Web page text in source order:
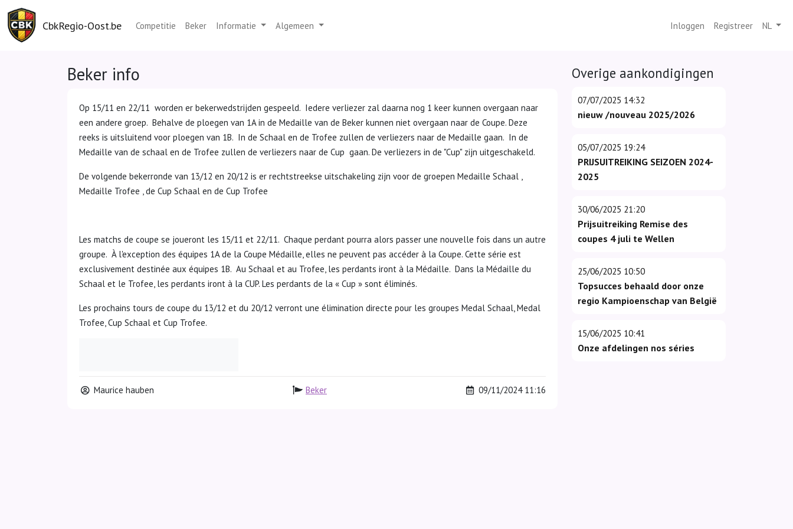
CbkRegio-Oost.be Competitie Beker Informatie Algemeen Inloggen Registreer NL
Beker info
Op 15/11 en 22/11 worden er bekerwedstrijden gespeeld. Iedere verliezer zal daarna nog 1 keer kunnen overgaan naar
een andere groep. Behalve de ploegen van 1A in de Medaille van de Beker kunnen niet overgaan naar de Coupe. Deze
reeks is uitsluitend voor ploegen van 1B. In de Schaal en de Trofee zullen de verliezers naar de Medaille gaan. In de
Medaille van de schaal en de Trofee zullen de verliezers naar de Cup gaan. De verliezers in de "Cup" zijn uitgeschakeld.
De volgende bekerronde van 13/12 en 20/12 is er rechtstreekse uitschakeling zijn voor de groepen Medaille Schaal ,
Medaille Trofee , de Cup Schaal en de Cup Trofee
Les matchs de coupe se joueront les 15/11 et 22/11. Chaque perdant pourra alors passer une nouvelle fois dans un autre
groupe. À l'exception des équipes 1A de la Coupe Médaille, elles ne peuvent pas accéder à la Coupe. Cette série est
exclusivement destinée aux équipes 1B. Au Schaal et au Trofee, les perdants iront à la Médaille. Dans la Médaille du
Schaal et le Trofee, les perdants iront à la CUP. Les perdants de la « Cup » sont éliminés.
Les prochains tours de coupe du 13/12 et du 20/12 verront une élimination directe pour les groupes Medal Schaal, Medal
Trofee, Cup Schaal et Cup Trofee.
Maurice hauben Beker 09/11/2024 11:16
Overige aankondigingen
07/07/2025 14:32
nieuw /nouveau 2025/2026
05/07/2025 19:24
PRIJSUITREIKING SEIZOEN 2024-
2025
30/06/2025 21:20
Prijsuitreiking Remise des
coupes 4 juli te Wellen
25/06/2025 10:50
Topsucces behaald door onze
regio Kampioenschap van België
15/06/2025 10:41
Onze afdelingen nos séries